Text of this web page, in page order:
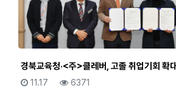
경북교육청·<주>클레버, 고졸 취업기회 확
등록일
11.17 조회
6371